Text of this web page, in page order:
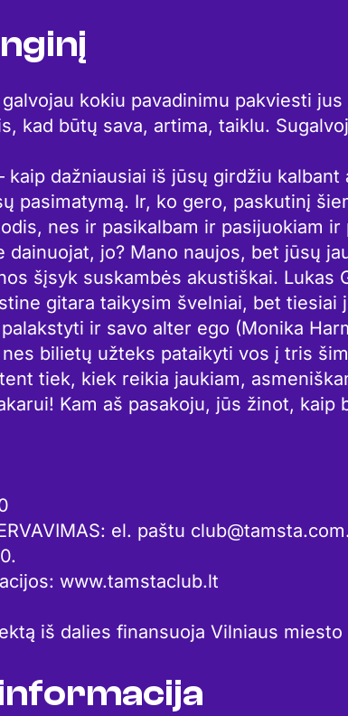
kokiu pavadinimu pakviesti
kad būtų sava, artima, taiklu.
kaip dažniausiai iš jūsų girdžiu
pasimatymą. Ir, ko gero, paskutinį
nes ir pasikalbam ir pasijuokiam ir
dainuojat, jo? Mano naujos, bet jūsų
šįsyk suskambės akustiškai. Lukas
gitara taikysim švelniai, bet tiesiai
ir savo alter ego (Monika
bilietų užteks pataikyti vos į tris
tiek, kiek reikia jaukiam,
Kam aš pasakoju, jūs žinot, kaip
el. paštu
www.tamstaclub.lt
iš dalies finansuoja Vilniaus miesto